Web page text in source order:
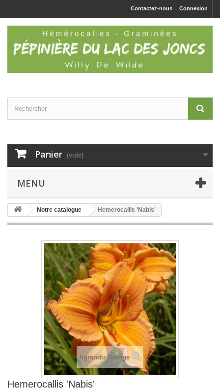
Connexion
Contactez-nous
Panier (vide)
MENU
Notre catalogue Hemerocallis 'Nabis'
Agrandir l'image
Hemerocallis 'Nabis'